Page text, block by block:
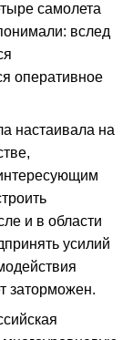
самолета
вслед
оперативное
настаивала на
и в области
усилий
заторможен.